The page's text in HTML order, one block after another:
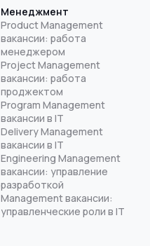
Менеджмент
Product Management
вакансии: работа
менеджером
Project Management
вакансии: работа
проджектом
Program Management
вакансии в IT
Delivery Management
вакансии в IT
Engineering Management
вакансии: управление
разработкой
Management вакансии:
управленческие роли в IT